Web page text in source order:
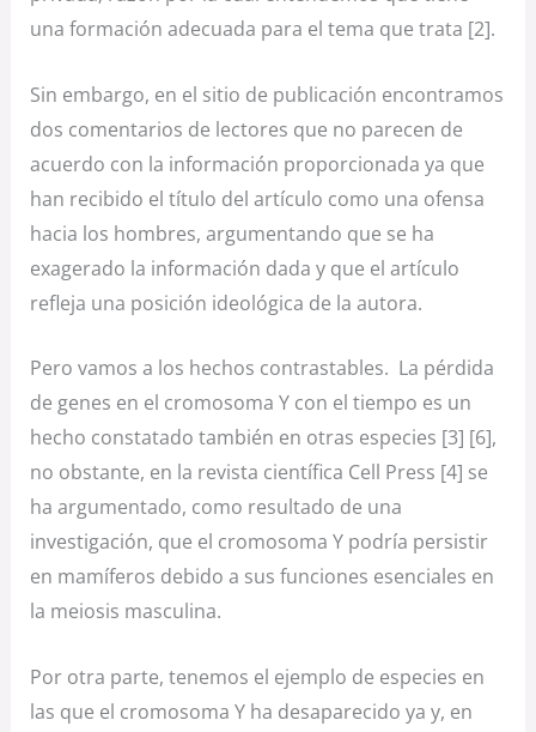
una formación adecuada para el tema que trata [2].
Sin embargo, en el sitio de publicación encontramos
dos comentarios de lectores que no parecen de
acuerdo con la información proporcionada ya que
han recibido el título del artículo como una ofensa
hacia los hombres, argumentando que se ha
exagerado la información dada y que el artículo
refleja una posición ideológica de la autora.
Pero vamos a los hechos contrastables. La pérdida
de genes en el cromosoma Y con el tiempo es un
hecho constatado también en otras especies [3] [6],
no obstante, en la revista científica Cell Press [4] se
ha argumentado, como resultado de una
investigación, que el cromosoma Y podría persistir
en mamíferos debido a sus funciones esenciales en
la meiosis masculina.
Por otra parte, tenemos el ejemplo de especies en
las que el cromosoma Y ha desaparecido ya y, en